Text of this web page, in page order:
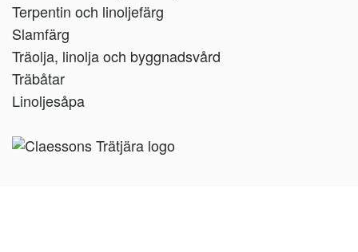
Terpentin och linoljefärg
Slamfärg
Träolja, linolja och byggnadsvård
Träbåtar
Linoljesåpa